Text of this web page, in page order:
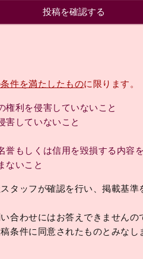
件を満たしたものに限ります。
権利を侵害していないこと
害していないこと
誉もしくは信用を毀損する内容
ないこと
タッフが確認を行い、掲載基準
合わせにはお答えできませんの
条件に同意されたものとみなし